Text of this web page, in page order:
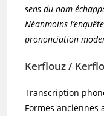
sens du nom
Néanmoins
prononciation
Kerflouz /
Transcription
Formes anciennes